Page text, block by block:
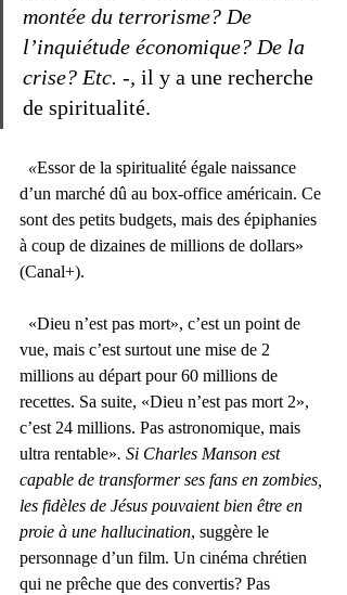
montée du terrorisme? De
l’inquiétude économique? De la
crise? Etc. -, il y a une recherche
de spiritualité.
«Essor de la spiritualité égale naissance
d’un marché dû au box-office américain. Ce
sont des petits budgets, mais des épiphanies
à coup de dizaines de millions de dollars»
(Canal+).
vue, mais c’est surtout une mise de 2
millions au départ pour 60 millions de
recettes. Sa suite, «Dieu n’est pas mort 2»,
c’est 24 millions. Pas astronomique, mais
ultra rentable». Si Charles Manson est
capable de transformer ses fans en zombies,
les fidèles de Jésus pouvaient bien être en
proie à une hallucination, suggère le
personnage d’un film. Un cinéma chrétien
qui ne prêche que des convertis? Pas